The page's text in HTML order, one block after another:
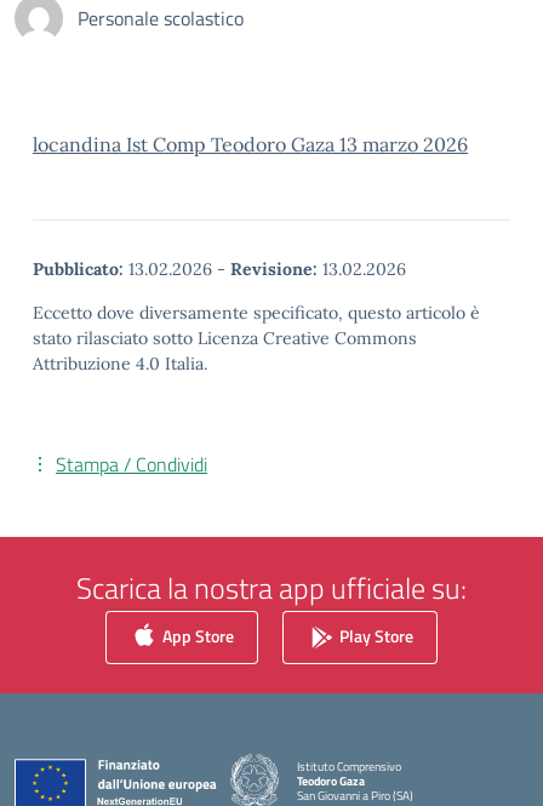
Personale scolastico
locandina Ist Comp Teodoro Gaza 13 marzo 2026
Pubblicato: 13.02.2026 - Revisione: 13.02.2026
Eccetto dove diversamente specificato, questo articolo è
stato rilasciato sotto Licenza Creative Commons
Attribuzione 4.0 Italia.
Stampa / Condividi
Scarica la nostra app ufficiale su:
App Store Play Store
Istituto Comprensivo
Teodoro Gaza
San Giovanni a Piro (SA)